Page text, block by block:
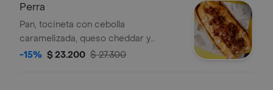
Perra
Pan, tocineta con cebolla
caramelizada, queso cheddar y
mozzarella, ensalada de repollo, ripio
-15% $ 23.200 $ 27.300